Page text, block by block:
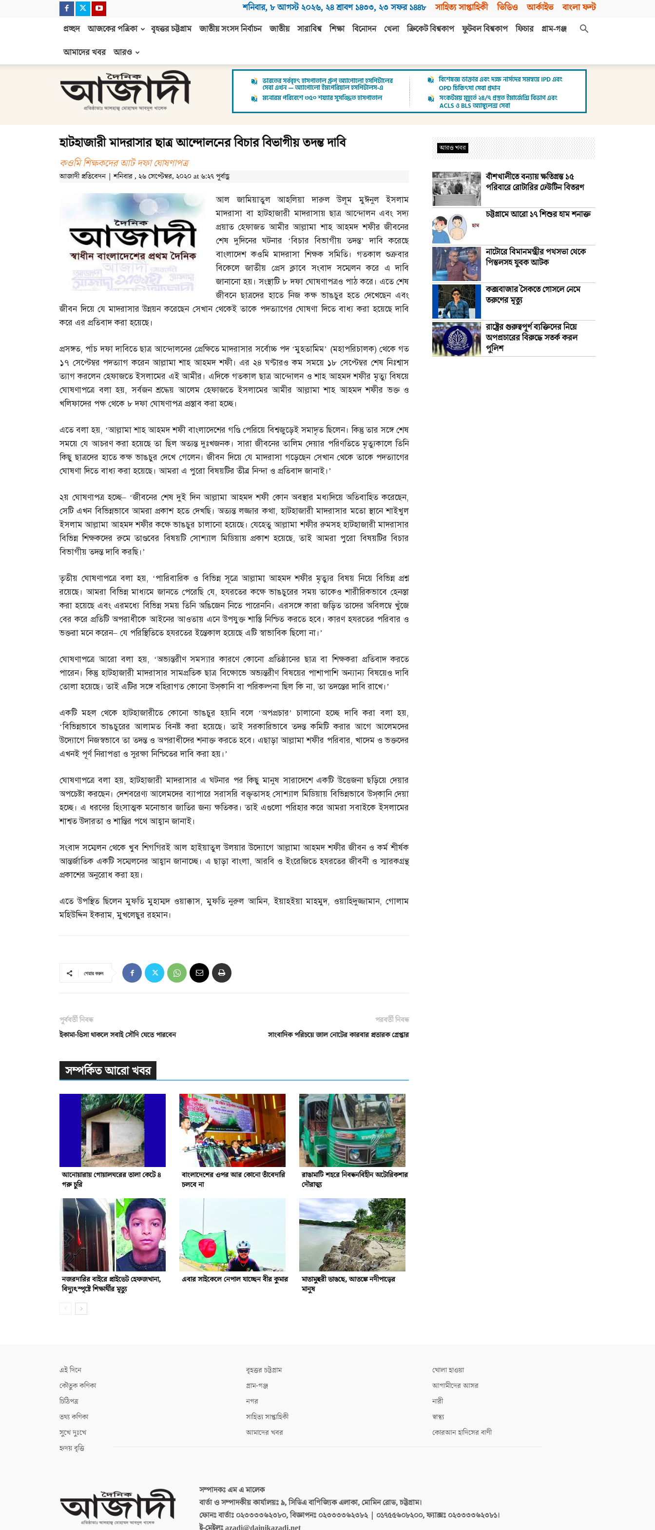
শনিবার, ৮ আগস্ট ২০২৬, ২৪ শ্রাবণ ১৪৩৩, ২৩ সফর ১৪৪৮ সাহিত্য সাপ্তাহিকী ভিডিও আর্কাইভ বাংলা ফন্ট
প্রচ্ছদ আজকের পত্রিকা বৃহত্তর চট্টগ্রাম জাতীয় সংসদ নির্বাচন জাতীয় সারাবিশ্ব শিক্ষা বিনোদন খেলা ক্রিকেট বিশ্বকাপ ফুটবল বিশ্বকাপ ফিচার
গ্রাম-গঞ্জ
আমাদের খবর
আরও
আজাদী
হাটহাজারী মাদরাসার ছাত্র আন্দোলনের বিচার বিভাগীয় তদন্ত দাবি
কওমি শিক্ষকদের আট দফা ঘোষণাপত্র
আজাদী প্রতিবেদন | শনিবার , ২৬ সেপ্টেম্বর, ২০২০ at ৬:২৭ পূর্বাহ্ণ
আল জামিয়াতুল আহলিয়া দারুল উলূম মুঈনুল ইসলাম
মাদরাসা বা হাটহাজারী মাদরাসায় ছাত্র আন্দোলন এবং সদ্য
প্রয়াত হেফাজত আমীর আল্লামা শাহ আহমদ শফীর জীবনের
শেষ দুদিনের ঘটনার ‘বিচার বিভাগীয় তদন্ত’ দাবি করেছে
বাংলাদেশ কওমি মাদরাসা শিক্ষক সমিতি। গতকাল শুক্রবার
বিকেলে জাতীয় প্রেস ক্লাবে সংবাদ সম্মেলন করে এ দাবি
জানানো হয়। সংস্থাটি ৮ দফা ঘোষণাপত্রও পাঠ করে। এতে শেষ
জীবনে ছাত্রদের হাতে নিজ কক্ষ ভাঙচুর হতে দেখেছেন এবং
জীবন দিয়ে যে মাদরাসার উন্নয়ন করেছেন সেখান থেকেই তাকে পদত্যাগের ঘোষণা দিতে বাধ্য করা হয়েছে দাবি
করে এর প্রতিবাদ করা হয়েছে।
প্রসঙ্গত, পাঁচ দফা দাবিতে ছাত্র আন্দোলনের প্রেক্ষিতে মাদরাসার সর্বোচ্চ পদ ‘মুহতামিম’ (মহাপরিচালক)থেকে গত
১৭ সেপ্টেম্বর পদত্যাগ করেন আল্লামা শাহ আহমদ শফী। এর ২৪ ঘণ্টারও কম সময়ে ১৮ সেপ্টেম্বর শেষ নিঃশ্বাস
ত্যাগ করলেন হেফাজতে ইসলামের এই আমীর। এদিকে গতকাল ছাত্র আন্দোলন ও শাহ আহমদ শফীর মৃত্যু বিষয়ে
ঘোষণাপত্রে বলা হয়,সর্বজন শ্রদ্ধেয় আলেম হেফাজতে ইসলামের আমীর আল্লামা শাহ আহমদ শফীর ভক্ত ও
খলিফাদের পক্ষ থেকে ৮ দফা ঘোষণাপত্র প্রস্তাব করা হচ্ছে।
এতে বলা হয়, ‘আল্লামা শাহ আহমদ শফী বাংলাদেশের গণ্ডি পেরিয়ে বিশ্বজুড়েই সমাদৃত ছিলেন। কিন্তু তার সঙ্গে শেষ
সময়ে যে আচরণ করা হয়েছে তা ছিল অত্যন্ত দুঃখজনক। সারা জীবনের তালিম দেয়ার পরিণতিতে মৃত্যুকালে তিনি
কিছু ছাত্রদের হাতে কক্ষ ভাঙচুর দেখে গেলেন। জীবন দিয়ে যে মাদরাসা গড়েছেন সেখান থেকে তাকে পদত্যাগের
ঘোষণা দিতে বাধ্য করা হয়েছে। আমরা এ পুরো বিষয়টির তীব্র নিন্দা ও প্রতিবাদ জানাই।’
২য় ঘোষণাপত্র হচ্ছে– ‘জীবনের শেষ দুই দিন আল্লামা আহমদ শফী কোন অবস্থার মধ্যদিয়ে অতিবাহিত করেছেন,
সেটি এখন বিভিন্নভাবে আমরা প্রকাশ হতে দেখছি। অত্যন্ত লজ্জার কথা,হাটহাজারী মাদরাসার মতো স্থানে শাইখুল
ইসলাম আল্লামা আহমদ শফীর কক্ষে ভাঙচুর চালানো হয়েছে। যেহেতু আল্লামা শফীর রুমসহ হাটহাজারী মাদরাসার
বিভিন্ন শিক্ষকদের রুমে তাণ্ডবের বিষয়টি সোশ্যাল মিডিয়ায় প্রকাশ হয়েছে,তাই আমরা পুরো বিষয়টির বিচার
বিভাগীয় তদন্ত দাবি করছি।’
তৃতীয় ঘোষণাপত্রে বলা হয়, ‘পারিবারিক ও বিভিন্ন সূত্রে আল্লামা আহমদ শফীর মৃত্যুর বিষয় নিয়ে বিভিন্ন প্রশ্ন
রয়েছে। আমরা বিভিন্ন মাধ্যমে জানতে পেরেছি যে,হযরতের কক্ষে ভাঙচুরের সময় তাকেও শারীরিকভাবে হেনস্তা
করা হয়েছে এবং এরমধ্যে বিভিন্ন সময় তিনি অঙিজেন নিতে পারেননি। এরসঙ্গে কারা জড়িত তাদের অবিলম্বে খুঁজে
বের করে প্রতিটি অপরাধীকে আইনের আওতায় এনে উপযুক্ত শাস্তি নিশ্চিত করতে হবে। কারণ হযরতের পরিবার ও
ভক্তরা মনে করেন– যে পরিস্থিতিতে হযরতের ইন্তেকাল হয়েছে এটি স্বাভাবিক ছিলো না।’
ঘোষণাপত্রে আরো বলা হয়, ‘অভ্যন্তরীণ সমস্যার কারণে কোনো প্রতিষ্ঠানের ছাত্র বা শিক্ষকরা প্রতিবাদ করতে
পারেন। কিন্তু হাটহাজারী মাদরাসার সামপ্রতিক ছাত্র বিক্ষোভে অভ্যন্তরীণ বিষয়ের পাশাপাশি অন্যান্য বিষয়েও দাবি
তোলা হয়েছে। তাই এটির সঙ্গে বহিরাগত কোনো উস্‌কানি বা পরিকল্পনা ছিল কি না,তা তদন্তের দাবি রাখে।’
একটি মহল থেকে হাটহাজারীতে কোনো ভাঙচুর হয়নি বলে ‘অপপ্রচার’ চালানো হচ্ছে দাবি করা বলা হয়,
‘বিভিন্নভাবে ভাঙচুরের আলামত বিনষ্ট করা হয়েছে। তাই সরকারিভাবে তদন্ত কমিটি করার আগে আলেমদের
উদ্যোগে নিজস্বভাবে তা তদন্ত ও অপরাধীদের শনাক্ত করতে হবে। এছাড়া আল্লামা শফীর পরিবার, খাদেম ও ভক্তদের
এখনই পূর্ণ নিরাপত্তা ও সুরক্ষা নিশ্চিতের দাবি করা হয়।’
ঘোষণাপত্রে বলা হয়,হাটহাজারী মাদরাসার এ ঘটনার পর কিছু মানুষ সারাদেশে একটি উত্তেজনা ছড়িয়ে দেয়ার
অপচেষ্টা করছেন। দেশবরেণ্য আলেমদের ব্যাপারে সরাসরি বক্তৃতাসহ সোশ্যাল মিডিয়ায় বিভিন্নভাবে উস্‌কানি দেয়া
হচ্ছে। এ ধরণের হিংসাত্মক মনোভাব জাতির জন্য ক্ষতিকর। তাই এগুলো পরিহার করে আমরা সবাইকে ইসলামের
শাশ্বত উদারতা ও শান্তির পথে আহ্বান জানাই।
সংবাদ সম্মেলন থেকে খুব শিগগিরই আল হাইয়াতুল উলয়ার উদ্যোগে আল্লামা আহমদ শফীর জীবন ও কর্ম শীর্ষক
আন্তর্জাতিক একটি সম্মেলনের আহ্বান জানাচ্ছে। এ ছাড়া বাংলা,আরবি ও ইংরেজিতে হযরতের জীবনী ও স্মারকগ্রন্থ
প্রকাশের অনুরোধ করা হয়।
এতে উপস্থিত ছিলেন মুফতি মুহাম্মদ ওয়াক্কাস,মুফতি নুরুল আমিন,ইয়াহইয়া মাহমুদ, ওয়াহিদুজ্জামান,গোলাম
মহিউদ্দিন ইকরাম,মুখলেছুর রহমান।
শেয়ার করুন
পূর্ববর্তী নিবন্ধ
ইকামা-ভিসা থাকলে সবাই সৌদি যেতে পারবেন
পরবর্তী নিবন্ধ
সাংবাদিক পরিচয়ে জাল নোটের কারবার প্রতারক গ্রেপ্তার
সম্পর্কিত আরো খবর
আনোয়ারায় গোয়ালঘরের তালা কেটে ৪
গরু চুরি
বাংলাদেশের ওপর আর কোনো তাঁবেদারি
চলবে না
রাঙামাটি শহরে নিবন্ধনবিহীন অটোরিকশার
দৌরাত্ম্য
নজরদারির বাইরে প্রাইভেট হেফজখানা,
বিদ্যুৎস্পৃষ্টে শিক্ষার্থীর মৃত্যু
এবার সাইকেলে নেপাল যাচ্ছেন বীর কুমার
মাতামুহুরী ভাঙছে, আতঙ্কে নদীপাড়ের
মানুষ
আরও খবর
বাঁশখালীতে বন্যায় ক্ষতিগ্রস্ত ১৫
পরিবারে রোটারির ঢেউটিন বিতরণ
চট্টগ্রামে আরো ১৭ শিশুর হাম শনাক্ত
নাটোরে বিমানমন্ত্রীর পথসভা থেকে
পিস্তলসহ যুবক আটক
কক্সবাজার সৈকতে গোসলে নেমে
তরুণের মৃত্যু
রাষ্ট্রের গুরুত্বপূর্ণ ব্যক্তিদের নিয়ে
অপপ্রচারের বিরুদ্ধে সতর্ক করল
পুলিশ
এই দিনে
কৌতুক কণিকা
চিঠিপত্র
তথ্য কণিকা
সুখে দুঃখে
হৃদয় বৃত্তি
বৃহত্তর চট্টগ্রাম
গ্রাম-গঞ্জ
নগর
সাহিত্য সাপ্তাহিকী
আমাদের খবর
খোলা হাওয়া
আগামীদের আসর
নারী
স্বাস্থ্য
কোরআন হাদিসের বাণী
সম্পাদকঃএম এ মালেক
বার্তা ও সম্পাদকীয় কার্যালয়ঃ৯, সিডিএ বাণিজ্যিক এলাকা, মোমিন রোড, চট্টগ্রাম।
ফোনঃ বার্তাঃ ০২৩৩৩৩৬২৩৮০, বিজ্ঞাপনঃ ০২৩৩৩৩৬২৩৮২ | ০১৭৫৫৬০৮২০০, ফ্যাক্সঃ ০২৩৩৩৩৬২৩৮১।